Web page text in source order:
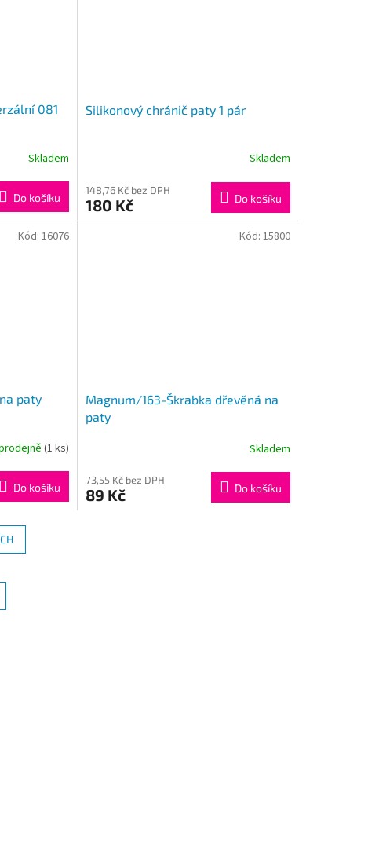
081
Skladem
Do košíku
Silikonový chránič paty 1 pár
produktu
je
4,6
Skladem
148,76 Kč bez DPH
180 Kč Do košíku
paty
(1 ks)
Do košíku
Kód: 16076
Magnum/163-Škrabka dřevěná na
paty
Skladem
73,55 Kč bez DPH
89 Kč Do košíku
Kód: 15800